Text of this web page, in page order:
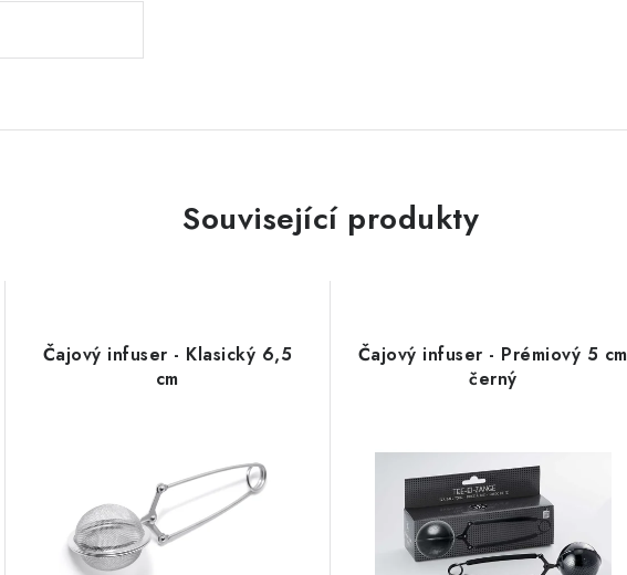
Související produkty
Čajový infuser - Klasický 6,5
cm
Čajový infuser - Prémiový 5 cm
černý